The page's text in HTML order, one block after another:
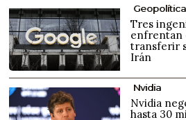
Geopolítica
Tres
enfrentan
transferir
Irán
Nvidia
Nvidia
hasta 30